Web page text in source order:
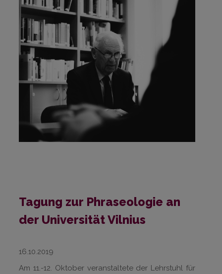
Tagung zur Phraseologie an
der Universität Vilnius
16.10.2019
Am 11.-12. Oktober veranstaltete der Lehrstuhl für